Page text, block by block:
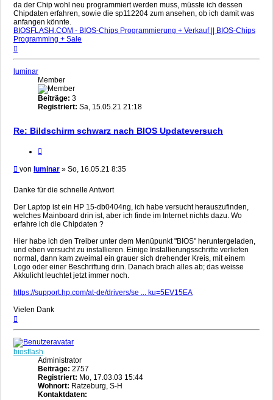
da der Chip wohl neu programmiert werden muss, müsste ich dessen
Chipdaten erfahren, sowie die sp112204 zum ansehen, ob ich damit was
anfangen könnte.
BIOSFLASH.COM - BIOS-Chips Programmierung + Verkauf || BIOS-Chips
Programming + Sale
luminar
Member
Beiträge: 3
Registriert: Sa, 15.05.21 21:18
Re: Bildschirm schwarz nach BIOS Updateversuch
Beitrag
von luminar » So, 16.05.21 8:35
Danke für die schnelle Antwort
Der Laptop ist ein HP 15-db0404ng, ich habe versucht herauszufinden,
welches Mainboard drin ist, aber ich finde im Internet nichts dazu. Wo
erfahre ich die Chipdaten ?
Hier habe ich den Treiber unter dem Menüpunkt "BIOS" heruntergeladen,
und eben versucht zu installieren. Einige Installierungsschritte verliefen
normal, dann kam zweimal ein grauer sich drehender Kreis, mit einem
Logo oder einer Beschriftung drin. Danach brach alles ab; das weisse
Akkulicht leuchtet jetzt immer noch.
https://support.hp.com/at-de/drivers/se ... ku=5EV15EA
Vielen Dank
biosflash
Administrator
Beiträge: 2757
Registriert: Mo, 17.03.03 15:44
Wohnort: Ratzeburg, S-H
Kontaktdaten: